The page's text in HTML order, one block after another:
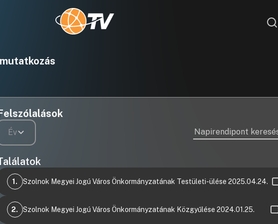
Év
1. Szolnok Megyei Jogú Város Önkormányzatának Testületi-ülése 2025.04.24.
31 Tájékoztató a két ülés között tett fontosabb
intézkedésekrol,
2. Szolnok Megyei Jogú Város Önkormányzatának Közgyűlése 2024.01.25.